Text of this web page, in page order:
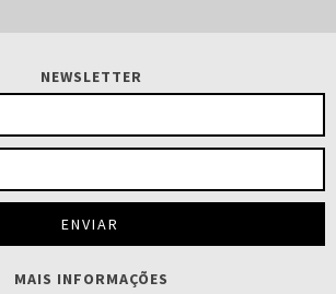
NEWSLETTER
MAIS INFORMAÇÕES